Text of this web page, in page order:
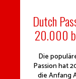
Dutch
20.000
Die
Passion hat
die Anfang